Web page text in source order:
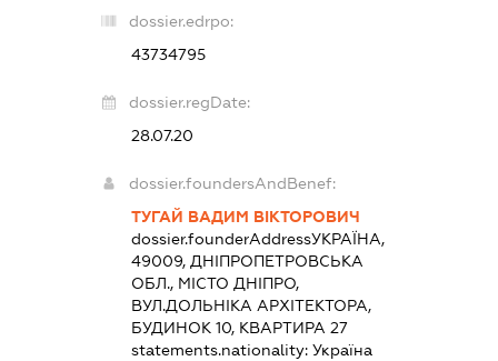
dossier.edrpo:
43734795
dossier.regDate:
28.07.20
dossier.foundersAndBenef:
ТУГАЙ ВАДИМ ВІКТОРОВИЧ
dossier.founderAddressУКРАЇНА,
49009, ДНІПРОПЕТРОВСЬКА
ОБЛ., МІСТО ДНІПРО,
ВУЛ.ДОЛЬНІКА АРХІТЕКТОРА,
БУДИНОК 10, КВАРТИРА 27
statements.nationality: Україна